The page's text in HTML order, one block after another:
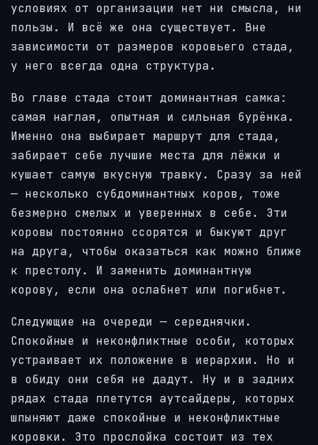
условиях от организации нет ни смысла, ни
пользы. И всё же она существует. Вне
зависимости от размеров коровьего стада,
у него всегда одна структура.
Во главе стада стоит доминантная самка:
самая наглая, опытная и сильная бурёнка.
Именно она выбирает маршрут для стада,
забирает себе лучшие места для лёжки и
кушает самую вкусную травку. Сразу за ней
— несколько субдоминантных коров, тоже
безмерно смелых и уверенных в себе. Эти
коровы постоянно ссорятся и быкуют друг
на друга, чтобы оказаться как можно ближе
к престолу. И заменить доминантную
корову, если она ослабнет или погибнет.
Следующие на очереди — середнячки.
Спокойные и неконфликтные особи, которых
устраивает их положение в иерархии. Но и
в обиду они себя не дадут. Ну и в задних
рядах стада плетутся аутсайдеры, которых
шпыняют даже спокойные и неконфликтные
коровки. Это прослойка состоит из тех